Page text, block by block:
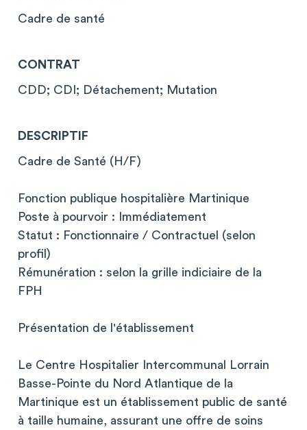
Cadre de santé
CONTRAT
CDD; CDI; Détachement; Mutation
DESCRIPTIF
Cadre de Santé (H/F)
Fonction publique hospitalière Martinique
Poste à pourvoir : Immédiatement
Statut : Fonctionnaire / Contractuel (selon
profil)
Rémunération : selon la grille indiciaire de la
FPH
Présentation de l'établissement
Le Centre Hospitalier Intercommunal Lorrain
Basse-Pointe du Nord Atlantique de la
Martinique est un établissement public de santé
à taille humaine, assurant une offre de soins